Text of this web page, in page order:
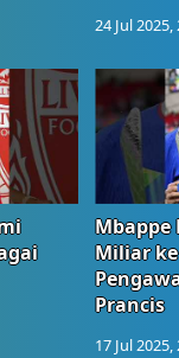
24 Jul 2025,
Mbappe
Miliar
Prancis
17 Jul 2025,